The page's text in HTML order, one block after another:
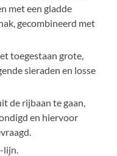
met een gladde
gecombineerd met
toegestaan grote,
sieraden en losse
de rijbaan te gaan,
en hiervoor
lijn.